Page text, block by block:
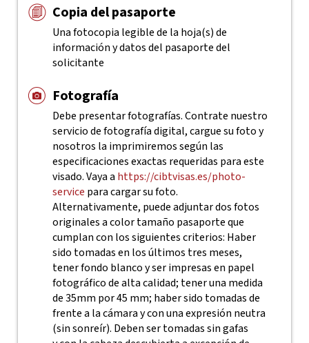
Copia del pasaporte
Una fotocopia legible de la hoja(s) de
información y datos del pasaporte del
solicitante
Fotografía
Debe presentar fotografías. Contrate nuestro
servicio de fotografía digital, cargue su foto y
nosotros la imprimiremos según las
especificaciones exactas requeridas para este
visado. Vaya a https://cibtvisas.es/photo-
service para cargar su foto.
Alternativamente, puede adjuntar dos fotos
originales a color tamaño pasaporte que
cumplan con los siguientes criterios: Haber
sido tomadas en los últimos tres meses,
tener fondo blanco y ser impresas en papel
fotográfico de alta calidad; tener una medida
de 35mm por 45 mm; haber sido tomadas de
frente a la cámara y con una expresión neutra
(sin sonreír). Deben ser tomadas sin gafas